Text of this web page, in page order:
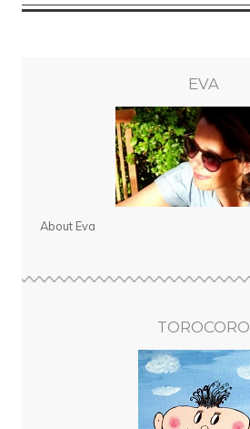
EVA
About Eva
TOROCORO